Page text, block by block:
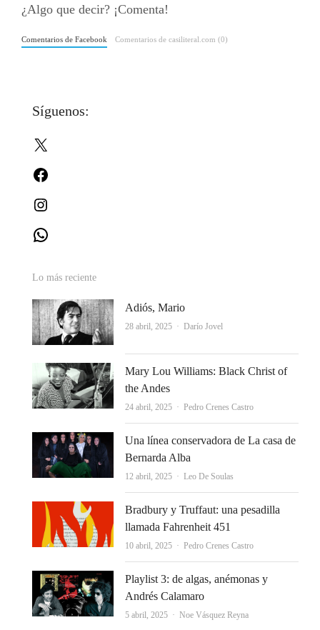
¿Algo que decir? ¡Comenta!
Comentarios de Facebook Comentarios de casiliteral.com (0)
Síguenos:
Lo más reciente
Adiós, Mario
28 abril, 2025 Autor
Darío Jovel
Mary Lou Williams: Black Christ of
the Andes
24 abril, 2025 Autor
Pedro Crenes Castro
Una línea conservadora de La casa de
Bernarda Alba
12 abril, 2025 Autor
Leo De Soulas
Bradbury y Truffaut: una pesadilla
llamada Fahrenheit 451
10 abril, 2025 Autor
Pedro Crenes Castro
Playlist 3: de algas, anémonas y
Andrés Calamaro
5 abril, 2025 Autor
Noe Vásquez Reyna